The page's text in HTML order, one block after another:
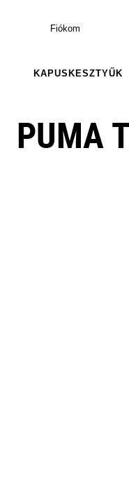
Fiókom
KAPUSKESZTYŰK
PUMA